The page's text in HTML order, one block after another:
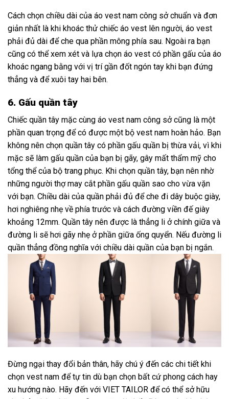
Cách chọn chiều dài của áo vest nam công sở chuẩn và đơn
giản nhất là khi khoác thử chiếc áo vest lên người, áo vest
phải đủ dài để che qua phần mông phía sau. Ngoài ra bạn
cũng có thể xem xét và lựa chọn áo vest có phần gấu của áo
khoác ngang bằng với vị trí gần đốt ngón tay khi bạn đứng
thẳng và để xuôi tay hai bên.
6. Gấu quần tây
Chiếc quần tây mặc cùng áo vest nam công sở cũng là một
phần quan trọng để có được một bộ vest nam hoàn hảo. Bạn
không nên chọn quần tây có phần gấu quần bị thừa vải, vì khi
mặc sẽ làm gấu quần của bạn bị gãy, gây mất thẩm mỹ cho
tổng thể của bộ trang phục. Khi chọn quần tây, bạn nên nhờ
những người thợ may cắt phần gấu quần sao cho vừa vặn
với bạn. Chiều dài của quần phải đủ để che đi dây buộc giày,
hơi nghiêng nhẹ về phía trước và cách đường viền đế giày
khoảng 12mm. Quần tây nên được là thẳng li ở chính giữa và
đường li sẽ hơi gãy nhẹ ở phần giữa ống quyển. Nếu đường li
quần thẳng đồng nghĩa với chiều dài quần của bạn bị ngắn.
Đừng ngại thay đổi bản thân, hãy chú ý đến các chi tiết khi
chọn vest nam để tự tin dù bạn chọn bất cứ phong cách hay
xu hướng nào. Hãy đến với VIET TAILOR để có thể sở hữu